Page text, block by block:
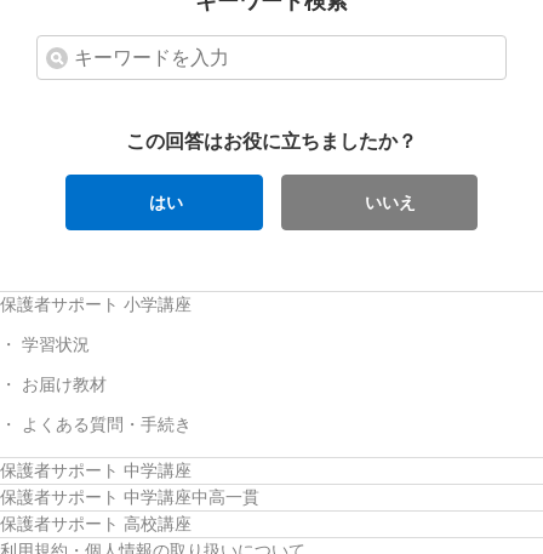
この回答はお役に立ちましたか？
はい いいえ
保護者サポート 小学講座
学習状況
お届け教材
よくある質問・手続き
保護者サポート 中学講座
保護者サポート 中学講座中高一貫
保護者サポート 高校講座